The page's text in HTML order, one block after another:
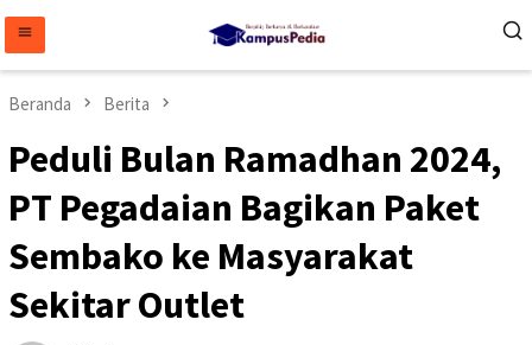
konten
Beranda Berita
Peduli Bulan Ramadhan 2024,
PT Pegadaian Bagikan Paket
Sembako ke Masyarakat
Sekitar Outlet